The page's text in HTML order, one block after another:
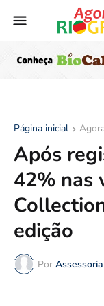
Página inicial
Após
42% nas
edição
Por Assessoria